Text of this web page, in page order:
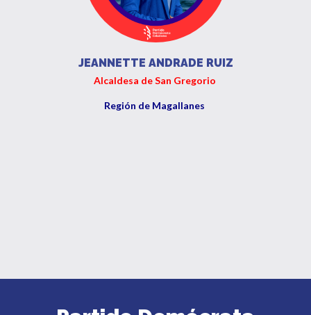
JEANNETTE ANDRADE RUIZ
Alcaldesa de San Gregorio
Región de Magallanes